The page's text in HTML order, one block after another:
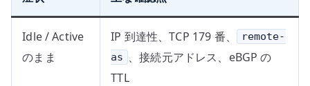
Idle / Active
のまま
IP 到達性、TCP 179 番、
remote-
as 、接続元アドレス、eBGP の
TTL